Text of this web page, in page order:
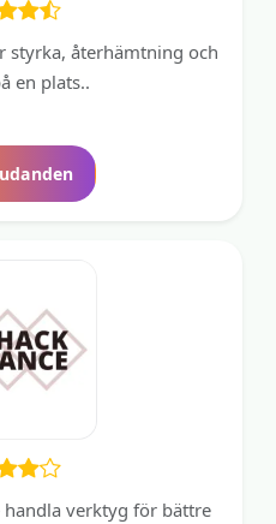
styrka, återhämtning och
en plats..
handla verktyg för bättre